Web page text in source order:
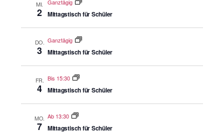
MI.
2
Ganztägig
Mittagstisch für Schüler
DO.
3
Ganztägig
Mittagstisch für Schüler
FR.
4
Bis 15:30
Mittagstisch für Schüler
MO.
7
Ab 13:30
Mittagstisch für Schüler